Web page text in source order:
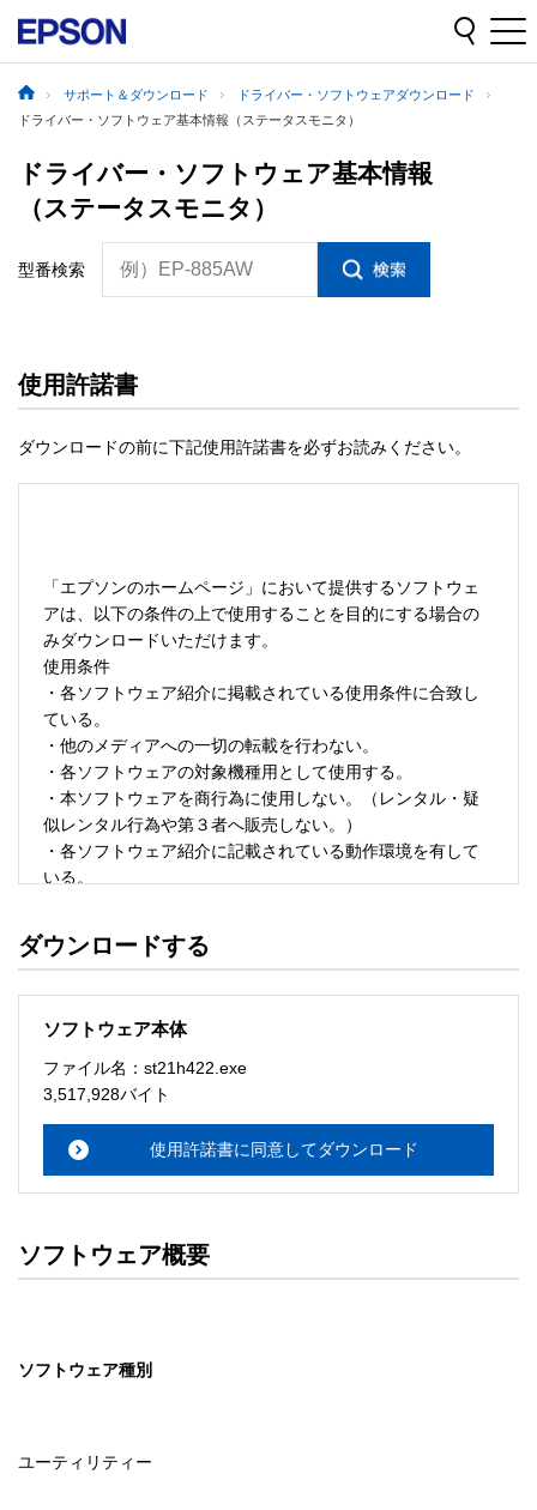
サポート＆ダウンロード
ドライバー・ソフトウェアダウンロード
ドライバー・ソフトウェア基本情報（ステータスモニタ）
ドライバー・ソフトウェア基本情報
（ステータスモニタ）
型番検索 例）EP-885AW
使用許諾書
ダウンロードの前に下記使用許諾書を必ずお読みください。
「エプソンのホームページ」において提供するソフトウェ
アは、以下の条件の上で使用することを目的にする場合の
みダウンロードいただけます。
使用条件
・各ソフトウェア紹介に掲載されている使用条件に合致し
ている。
・他のメディアへの一切の転載を行わない。
・各ソフトウェアの対象機種用として使用する。
・本ソフトウェアを商行為に使用しない。（レンタル・疑
似レンタル行為や第３者へ販売しない。）
・各ソフトウェア紹介に記載されている動作環境を有して
いる。
・ソフトウェアを改変、またはリバースエンジニアリング
ソフトウェアのサポート
・本サーバでは、ユーザーサポートは行いません。搭載ソ
メーションセンターまでお願い
ルをお読み下さい。
ソフトウェアの保証範囲
・ソフトウェアのダウンロード・導入はお客様の責任にお
セイコーエプソン株式会社に帰属します。
ダウンロードする
ソフトウェア本体
ファイル名：st21h422.exe
3,517,928バイト
使用許諾書に同意してダウンロード
ソフトウェア概要
ソフトウェア種別
ユーティリティー